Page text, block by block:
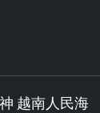
越南人民海